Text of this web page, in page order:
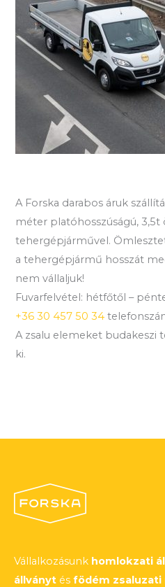
A Forska darabos áruk
méter platóhosszúságú,
tehergépjárművel.
a tehergépjármű hosszát
nem vállaljuk!
Fuvarfelvétel: hétfőtől –
+36 30 457 50 34
A zsalu elemeket budakeszi
ki.
Vállalkozásunk homlokzati
állványt és födém